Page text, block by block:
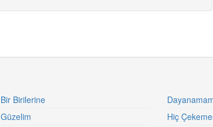
Bir Birilerine
Güzelim
Hiç